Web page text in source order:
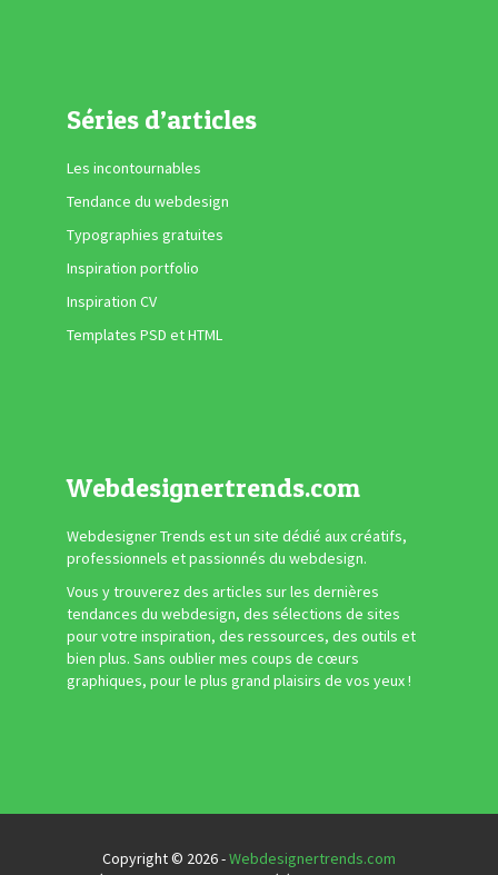
Séries d’articles
Les incontournables
Tendance du webdesign
Typographies gratuites
Inspiration portfolio
Inspiration CV
Templates PSD et HTML
Webdesignertrends.com
Webdesigner Trends est un site dédié aux créatifs,
professionnels et passionnés du webdesign.
Vous y trouverez des articles sur les dernières
tendances du webdesign, des sélections de sites
pour votre inspiration, des ressources, des outils et
bien plus. Sans oublier mes coups de cœurs
graphiques, pour le plus grand plaisirs de vos yeux !
Copyright © 2026 -Webdesignertrends.com